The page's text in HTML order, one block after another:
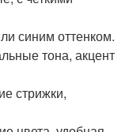
синим оттенком.
тона, акцент
стрижки,